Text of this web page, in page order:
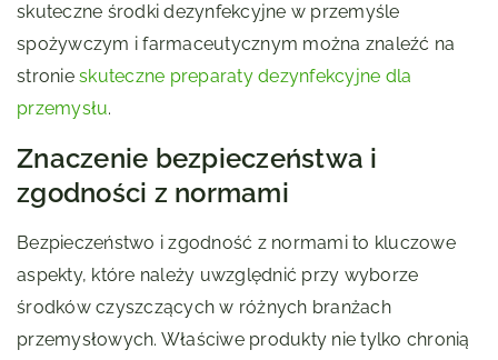
skuteczne środki dezynfekcyjne w przemyśle
spożywczym i farmaceutycznym można znaleźć na
stronie skuteczne preparaty dezynfekcyjne dla
przemysłu.
Znaczenie bezpieczeństwa i
zgodności z normami
Bezpieczeństwo i zgodność z normami to kluczowe
aspekty, które należy uwzględnić przy wyborze
środków czyszczących w różnych branżach
przemysłowych. Właściwe produkty nie tylko chronią